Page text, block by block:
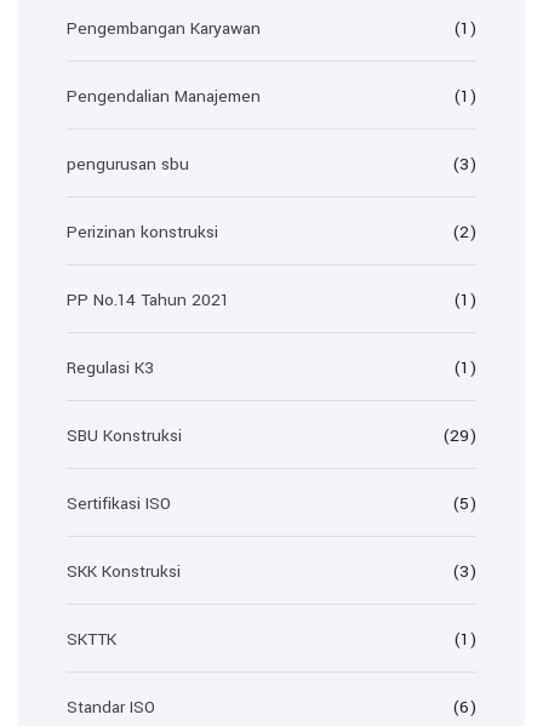
Pengembangan Karyawan (1)
Pengendalian Manajemen (1)
pengurusan sbu (3)
Perizinan konstruksi (2)
PP No.14 Tahun 2021 (1)
Regulasi K3 (1)
SBU Konstruksi (29)
Sertifikasi ISO (5)
SKK Konstruksi (3)
SKTTK (1)
Standar ISO (6)